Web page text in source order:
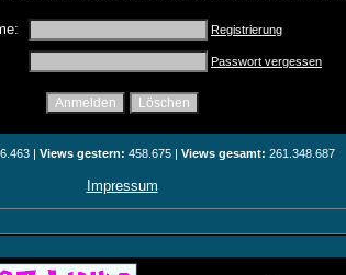
Registrierung
Passwort vergessen
| Views gestern: 458.675 | Views gesamt: 261.348.687
Impressum